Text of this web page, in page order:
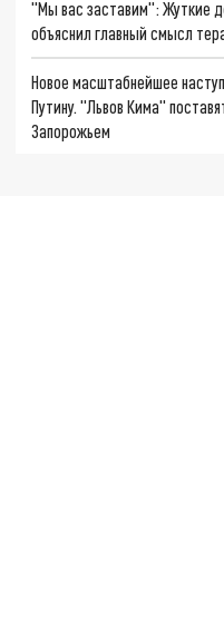
"Мы вас заставим": Жуткие
объяснил главный смысл
Новое масштабнейшее
Путину. "Львов Кима"
Запорожьем